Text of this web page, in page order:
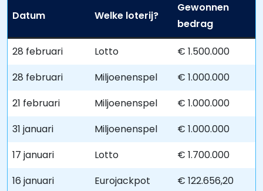
Datum Welke loterij?
Gewonnen
bedrag
28 februari Lotto
€ 1.500.000
28 februari
Miljoenenspel
€ 1.000.000
21 februari
Miljoenenspel
€ 1.000.000
31 januari
Miljoenenspel
€ 1.000.000
17 januari
Lotto
€ 1.700.000
16 januari
Eurojackpot € 122.656,20